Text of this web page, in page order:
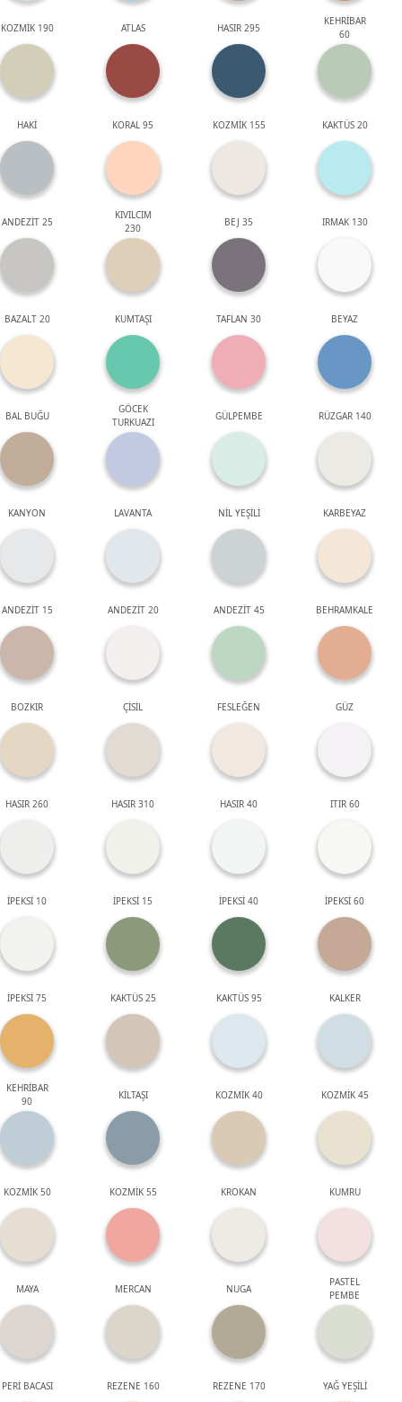
KOZMİK 190 ATLAS HASIR 295
KEHRİBAR
60
HAKİ KORAL 95 KOZMİK 155 KAKTÜS 20
ANDEZİT 25
KIVILCIM
230
BEJ 35 IRMAK 130
BAZALT 20 KUMTAŞI TAFLAN 30 BEYAZ
BAL BUĞU
GÖCEK
TURKUAZI
GÜLPEMBE RÜZGAR 140
KANYON LAVANTA NİL YEŞİLİ KARBEYAZ
ANDEZİT 15 ANDEZİT 20 ANDEZİT 45 BEHRAMKALE
BOZKIR ÇİSİL FESLEĞEN GÜZ
HASIR 260 HASIR 310 HASIR 40 ITIR 60
İPEKSİ 10 İPEKSİ 15 İPEKSİ 40 İPEKSİ 60
İPEKSİ 75 KAKTÜS 25 KAKTÜS 95 KALKER
KEHRİBAR
90
KİLTAŞI KOZMİK 40 KOZMİK 45
KOZMİK 50 KOZMİK 55 KROKAN KUMRU
MAYA MERCAN NUGA
PASTEL
PEMBE
PERİ BACASI REZENE 160 REZENE 170 YAĞ YEŞİLİ